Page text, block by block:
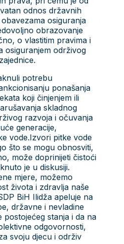
odnos državnih
osiguranja
obrazovanje
o vlastitim pravima i
osiguranjem održivog
potrebu
ponašanja
koji činjenjem ili
skladnog
razvoja i očuvanja
generacije,
vode.Izvori pitke vode
što se mogu obnosviti,
može doprinijeti čistoći
je u diskusiji.
mjere, možemo
života i zdravlja naše
BiH Ilidža apeluje na
državne i nevladine
postojećeg stanja i da na
odgovornosti,
svoju djecu i održiv